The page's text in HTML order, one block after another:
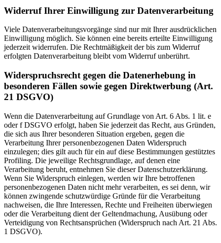
Widerruf Ihrer Einwilligung zur Datenverarbeitung
Viele Datenverarbeitungsvorgänge sind nur mit Ihrer ausdrücklichen
Einwilligung möglich. Sie können eine bereits erteilte Einwilligung
jederzeit widerrufen. Die Rechtmäßigkeit der bis zum Widerruf
erfolgten Datenverarbeitung bleibt vom Widerruf unberührt.
Widerspruchsrecht gegen die Datenerhebung in
besonderen Fällen sowie gegen Direktwerbung (Art.
21 DSGVO)
Wenn die Datenverarbeitung auf Grundlage von Art. 6 Abs. 1 lit. e
oder f DSGVO erfolgt, haben Sie jederzeit das Recht, aus Gründen,
die sich aus Ihrer besonderen Situation ergeben, gegen die
Verarbeitung Ihrer personenbezogenen Daten Widerspruch
einzulegen; dies gilt auch für ein auf diese Bestimmungen gestütztes
Profiling. Die jeweilige Rechtsgrundlage, auf denen eine
Verarbeitung beruht, entnehmen Sie dieser Datenschutzerklärung.
Wenn Sie Widerspruch einlegen, werden wir Ihre betroffenen
personenbezogenen Daten nicht mehr verarbeiten, es sei denn, wir
können zwingende schutzwürdige Gründe für die Verarbeitung
nachweisen, die Ihre Interessen, Rechte und Freiheiten überwiegen
oder die Verarbeitung dient der Geltendmachung, Ausübung oder
Verteidigung von Rechtsansprüchen (Widerspruch nach Art. 21 Abs.
1 DSGVO).